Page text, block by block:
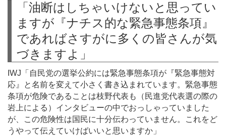
「油断はしちゃいけないと思ってい
ますが『ナチス的な緊急事態条項』
であればさすがに多くの皆さんが気
づきますよ」
IWJ「自民党の選挙公約には緊急事態条項が『緊急事態対
応』と名前を変えて小さく書き込まれています。緊急事態
条項が危険であることは枝野代表も（民進党代表選の際の
岩上による）インタビューの中でおっしゃっていました
が、この危険性は国民に十分伝わっていません。これをど
うやって伝えていけばいいと思いますか」